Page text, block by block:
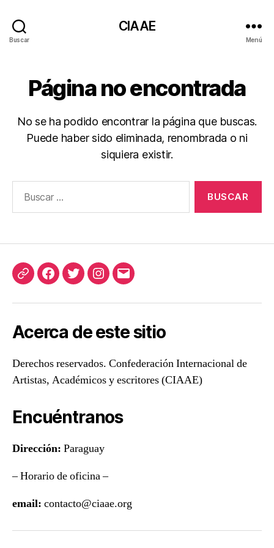
Buscar
CIAAE
Menú
Página no encontrada
No se ha podido encontrar la página que buscas.
Puede haber sido eliminada, renombrada o ni
siquiera existir.
ciaaeFacebook
TwitterInstagram
Correo
Acerca de este sitio
Derechos reservados. Confederación Internacional de
Artistas, Académicos y escritores (CIAAE)
Encuéntranos
Dirección: Paraguay
– Horario de oficina –
email: contacto@ciaae.org